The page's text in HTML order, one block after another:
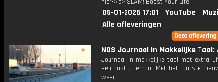
hier</a> SLAM! Boost Your Life
05-01-2026 17:01 YouTube
Alle afleveringen
NOS Journaal in Makkelijke Taal:
Journaal in makkelijke taal met extra
een rustig tempo. Met het laatste
weer.